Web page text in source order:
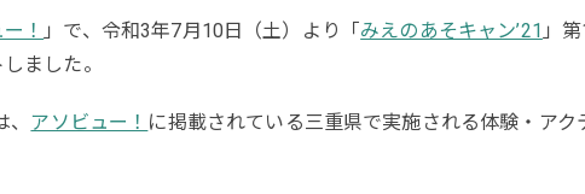
！ 」で、令和3年7月10日（土）より「みえのあそキャン’21 」
ました。
、 アソビュー！ に掲載されている三重県で実施される体験・ア